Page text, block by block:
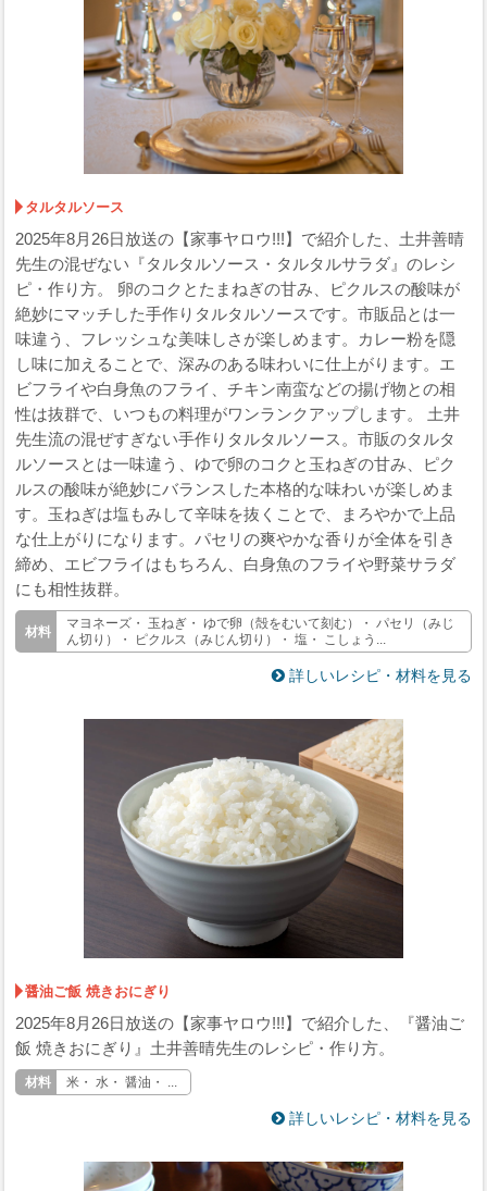
タルタルソース
2025年8月26日放送の【家事ヤロウ!!!】で紹介した、土井善晴
先生の混ぜない『タルタルソース・タルタルサラダ』のレシ
ピ・作り方。 卵のコクとたまねぎの甘み、ピクルスの酸味が
絶妙にマッチした手作りタルタルソースです。市販品とは一
味違う、フレッシュな美味しさが楽しめます。カレー粉を隠
し味に加えることで、深みのある味わいに仕上がります。エ
ビフライや白身魚のフライ、チキン南蛮などの揚げ物との相
性は抜群で、いつもの料理がワンランクアップします。 土井
先生流の混ぜすぎない手作りタルタルソース。市販のタルタ
ルソースとは一味違う、ゆで卵のコクと玉ねぎの甘み、ピク
ルスの酸味が絶妙にバランスした本格的な味わいが楽しめま
す。玉ねぎは塩もみして辛味を抜くことで、まろやかで上品
な仕上がりになります。パセリの爽やかな香りが全体を引き
締め、エビフライはもちろん、白身魚のフライや野菜サラダ
にも相性抜群。
マヨネーズ・ 玉ねぎ・ ゆで卵（殻をむいて刻む）・ パセリ（みじ
ん切り）・ ピクルス（みじん切り）・ 塩・ こしょう...
詳しいレシピ・材料を見る
醤油ご飯 焼きおにぎり
2025年8月26日放送の【家事ヤロウ!!!】で紹介した、『醤油ご
飯 焼きおにぎり』土井善晴先生のレシピ・作り方。
米・ 水・ 醤油・ ...
詳しいレシピ・材料を見る